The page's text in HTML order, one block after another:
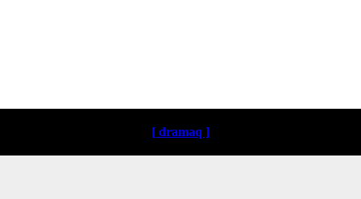
[ dramaq ]